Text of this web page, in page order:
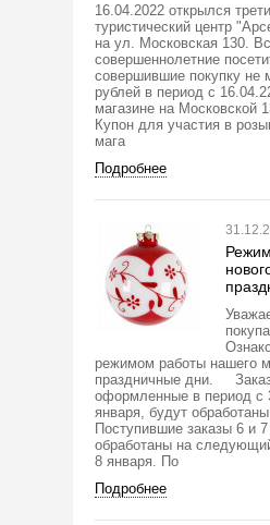
16.04.2022 открылся
туристический центр
на ул. Московская 130.
совершеннолетние
совершившие покупку не
рублей в период с
магазине на Московской
Купон для участия в
мага
Подробнее
режимом работы нашего
праздничные дни.
оформленные в период с
января, будут обработаны
Поступившие заказы 6 и
обработаны на
8 января. По
Подробнее